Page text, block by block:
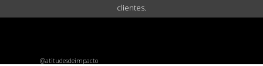
clientes.
@atitudesdeimpacto